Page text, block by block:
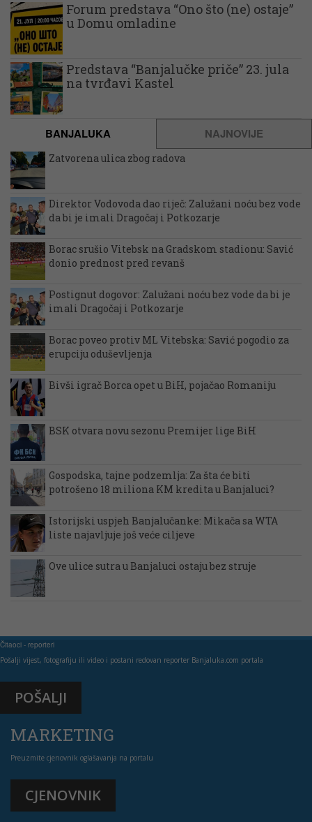
Forum predstava “Ono što (ne) ostaje”
u Domu omladine
Predstava “Banjalučke priče” 23. jula
na tvrđavi Kastel
BANJALUKA NAJNOVIJE
Zatvorena ulica zbog radova
Direktor Vodovoda dao riječ: Zalužani noću bez vode
da bi je imali Dragočaj i Potkozarje
Borac srušio Vitebsk na Gradskom stadionu: Savić
donio prednost pred revanš
Postignut dogovor: Zalužani noću bez vode da bi je
imali Dragočaj i Potkozarje
Borac poveo protiv ML Vitebska: Savić pogodio za
erupciju oduševljenja
Bivši igrač Borca opet u BiH, pojačao Romaniju
BSK otvara novu sezonu Premijer lige BiH
Gospodska, tajne podzemlja: Za šta će biti
potrošeno 18 miliona KM kredita u Banjaluci?
Istorijski uspjeh Banjalučanke: Mikača sa WTA
liste najavljuje još veće ciljeve
Ove ulice sutra u Banjaluci ostaju bez struje
Čitaoci - reporteri
Pošalji vijest, fotografiju ili video i postani redovan reporter Banjaluka.com portala
POŠALJI
MARKETING
Preuzmite cjenovnik oglašavanja na portalu
CJENOVNIK